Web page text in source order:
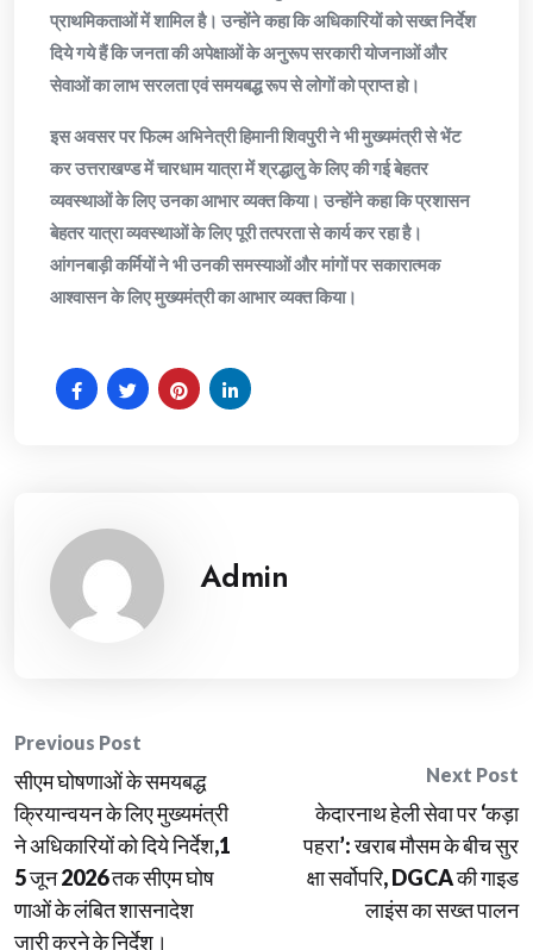
प्राथमिकताओं में शामिल है। उन्होंने कहा कि अधिकारियों को सख्त निर्देश
दिये गये हैं कि जनता की अपेक्षाओं के अनुरूप सरकारी योजनाओं और
सेवाओं का लाभ सरलता एवं समयबद्ध रूप से लोगों को प्राप्त हो।
इस अवसर पर फिल्म अभिनेत्री हिमानी शिवपुरी ने भी मुख्यमंत्री से भेंट
कर उत्तराखण्ड में चारधाम यात्रा में श्रद्धालु के लिए की गई बेहतर
व्यवस्थाओं के लिए उनका आभार व्यक्त किया। उन्होंने कहा कि प्रशासन
बेहतर यात्रा व्यवस्थाओं के लिए पूरी तत्परता से कार्य कर रहा है।
आंगनबाड़ी कर्मियों ने भी उनकी समस्याओं और मांगों पर सकारात्मक
आश्वासन के लिए मुख्यमंत्री का आभार व्यक्त किया।
Admin
Post
navigation
Previous Post
सीएम घोषणाओं के समयबद्ध
क्रियान्वयन के लिए मुख्यमंत्री
ने अधिकारियों को दिये निर्देश,1
5 जून 2026 तक सीएम घोष
णाओं के लंबित शासनादेश
जारी करने के निर्देश।
Next Post
केदारनाथ हेली सेवा पर ‘कड़ा
पहरा’: खराब मौसम के बीच सुर
क्षा सर्वोपरि, DGCA की गाइड
लाइंस का सख्त पालन